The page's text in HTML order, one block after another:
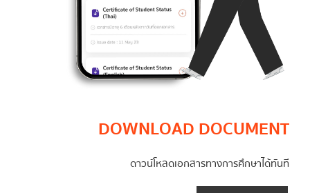
DOWNLOAD DOCUMENT
ดาวน์โหลดเอกสารทางการศึกษาได้ทันที